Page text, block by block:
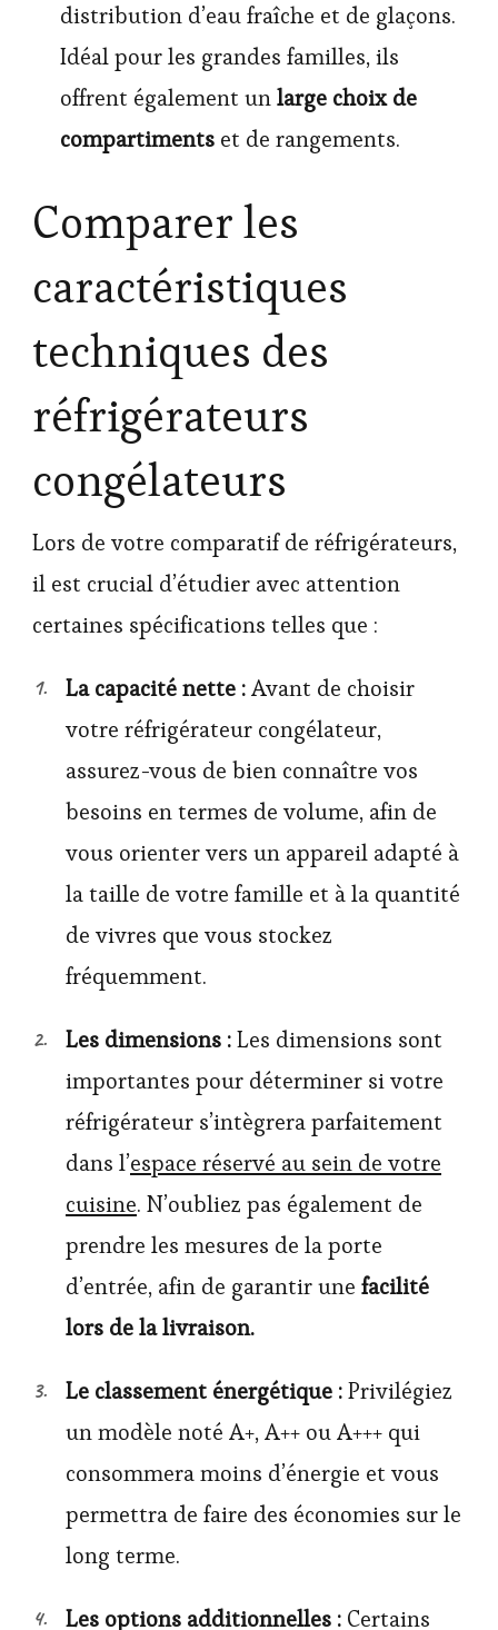
distribution d’eau fraîche et de glaçons.
Idéal pour les grandes familles, ils
offrent également unlarge choix de
compartiments et de rangements.
Comparer les
caractéristiques
techniques des
réfrigérateurs
congélateurs
Lors de votre comparatif de réfrigérateurs,
il est crucial d’étudier avec attention
certaines spécifications telles que :
La capacité nette :Avant de choisir
votre réfrigérateur congélateur,
assurez-vous de bien connaître vos
besoins en termes de volume, afin de
vous orienter vers un appareil adapté à
la taille de votre famille et à la quantité
de vivres que vous stockez
fréquemment.
Les dimensions :Les dimensions sont
importantes pour déterminer si votre
réfrigérateur s’intègrera parfaitement
dans l’espace réservé au sein de votre
cuisine. N’oubliez pas également de
prendre les mesures de la porte
d’entrée, afin de garantir une facilité
lors de la livraison.
Le classement énergétique :Privilégiez
un modèle noté A+, A++ ou A+++ qui
consommera moins d’énergie et vous
permettra de faire des économies sur le
long terme.
Les options additionnelles : Certains